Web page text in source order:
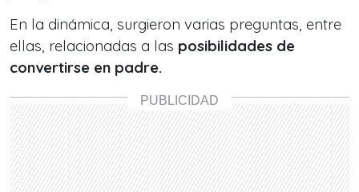
En la dinámica, surgieron varias preguntas, entre
ellas, relacionadas a las posibilidades de
convertirse en padre.